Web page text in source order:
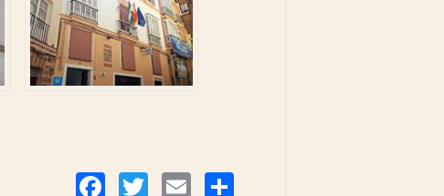
FacebookTwitter Email